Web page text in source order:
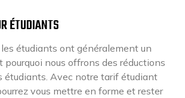
ÉTUDIANTS
étudiants ont généralement un
pourquoi nous offrons des réductions
étudiants. Avec notre tarif étudiant
vous mettre en forme et rester